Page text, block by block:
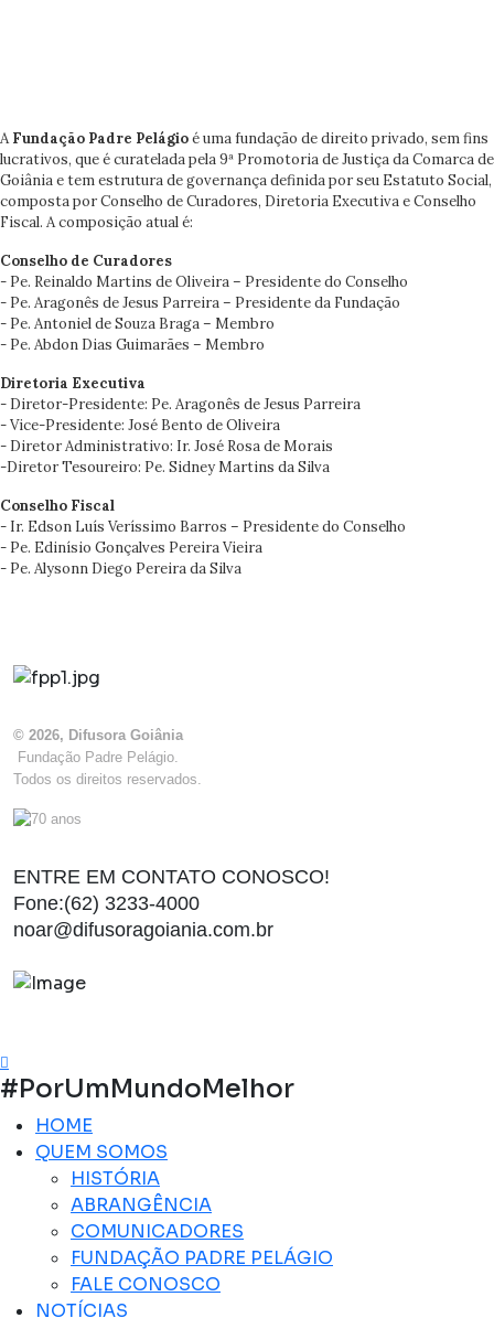
AFundação Padre Pelágioé uma fundação de direito privado, sem fins
lucrativos, que é curatelada pela 9ª Promotoria de Justiça da Comarca de
Goiânia e tem estrutura de governança definida por seu Estatuto Social,
composta por Conselho de Curadores, Diretoria Executiva e Conselho
Fiscal. A composição atual é:
Conselho de Curadores
- Pe. Reinaldo Martins de Oliveira – Presidente do Conselho
- Pe. Aragonês de Jesus Parreira – Presidente da Fundação
- Pe. Antoniel de Souza Braga – Membro
- Pe. Abdon Dias Guimarães – Membro
Diretoria Executiva
- Diretor-Presidente: Pe. Aragonês de Jesus Parreira
- Vice-Presidente: José Bento de Oliveira
- Diretor Administrativo: Ir. José Rosa de Morais
-Diretor Tesoureiro: Pe. Sidney Martins da Silva
Conselho Fiscal
- Ir. Edson Luís Veríssimo Barros – Presidente do Conselho
- Pe. Edinísio Gonçalves Pereira Vieira
- Pe. Alysonn Diego Pereira da Silva
© 2026, Difusora Goiânia
Fundação Padre Pelágio.
Todos os direitos reservados.
ENTRE EM CONTATO CONOSCO!
Fone:(62) 3233-4000
noar@difusoragoiania.com.br
#PorUmMundoMelhor
HOME
QUEM SOMOS
HISTÓRIA
ABRANGÊNCIA
COMUNICADORES
FUNDAÇÃO PADRE PELÁGIO
FALE CONOSCO
NOTÍCIAS